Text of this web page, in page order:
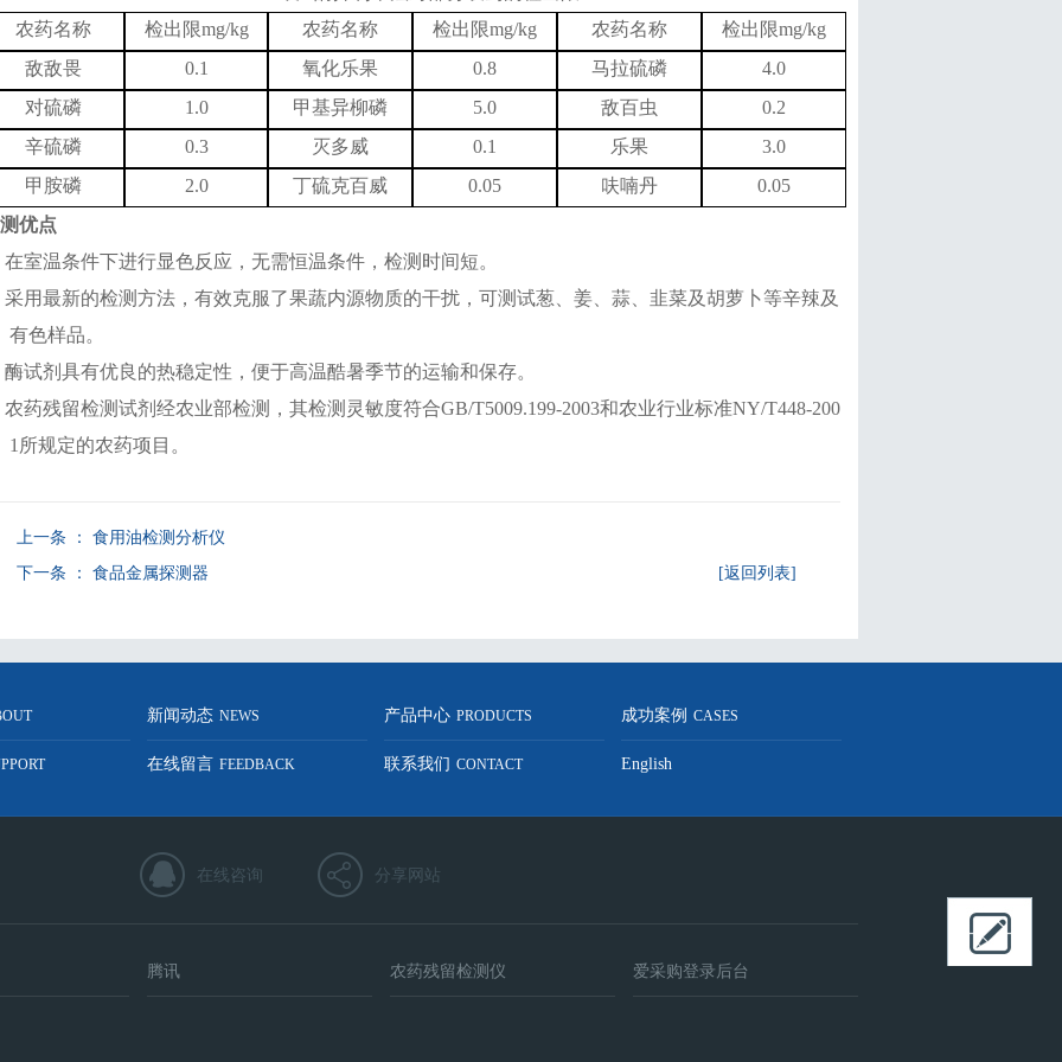
农药名称
检出限mg/kg 农药名称 检出限mg/kg 农药名称 检出限mg/kg
敌敌畏
0.1 氧化乐果 0.8 马拉硫磷
4.0
对硫磷
1.0 甲基异柳磷 5.0 敌百虫
0.2
辛硫磷
0.3 灭多威 0.1 乐果
3.0
甲胺磷
2.0 丁硫克百威 0.05 呋喃丹
0.05
优点
室温条件下进行显色反应，无需恒温条件，检测时间短。
用最新的检测方法，有效克服了果蔬内源物质的干扰，可测试葱、姜、蒜、韭菜及胡萝卜等辛辣及
有色样品。
试剂具有优良的热稳定性，便于高温酷暑季节的运输和保存。
药残留检测试剂经农业部检测，其检测灵敏度符合GB/T5009.199-2003和农业行业标准NY/T448-200
1 所规定的农药项目。
上一条 ： 食用油检测分析仪
下一条 ： 食品金属探测器 [返回列表]
新闻动态 NEWS 产品中心 PRODUCTS 成功案例 CASES
在线留言 FEEDBACK 联系我们 CONTACT English
在线咨询 分享网站
腾讯 农药残留检测仪 爱采购登录后台